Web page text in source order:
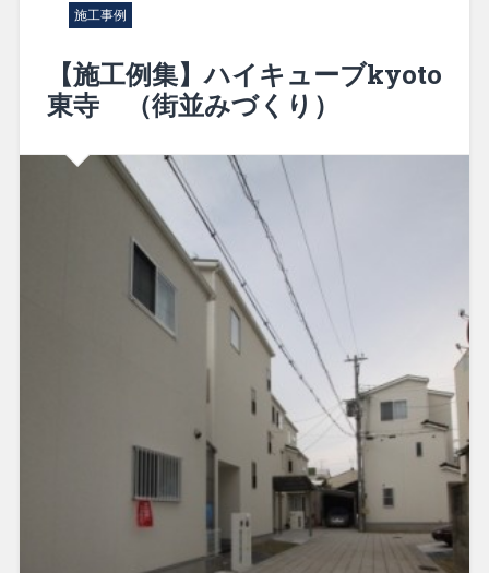
施工事例
【施工例集】ハイキューブkyoto
東寺 （街並みづくり）